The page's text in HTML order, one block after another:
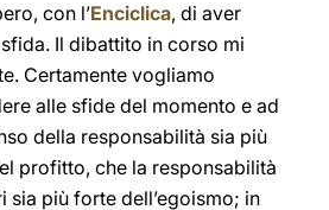
con l’Enciclica, di aver
Il dibattito in corso mi
Certamente vogliamo
alle sfide del momento e ad
della responsabilità sia più
profitto, che la responsabilità
sia più forte dell’egoismo; in